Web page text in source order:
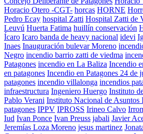
Horacio Otero -CGT- horcas HORNE
Pedro Ecay hospital Zatti Hospital Zatti de
Leuvú Huerta Fatima huillín conservación
Ícaro Icaro banda de heavy nacional idevi
Inaes Inauguración bulevar Moreno
Negro incendio barrio zatti de viedma
Patagones incendio en La Baliza Incendio
en patagones Incendio en Patagones 24 de
patagones incendio villalonga incendios
infraestructura Ingeniero Huergo Instituto
Pablo Verani Instituto Nacional de Asuntos
patagones IPPV IPROSS Irineo Calvo
Iud Ivan Ponce Ivan Preuss jabali Javier
Jeremías Loza Moreno jesus martinez